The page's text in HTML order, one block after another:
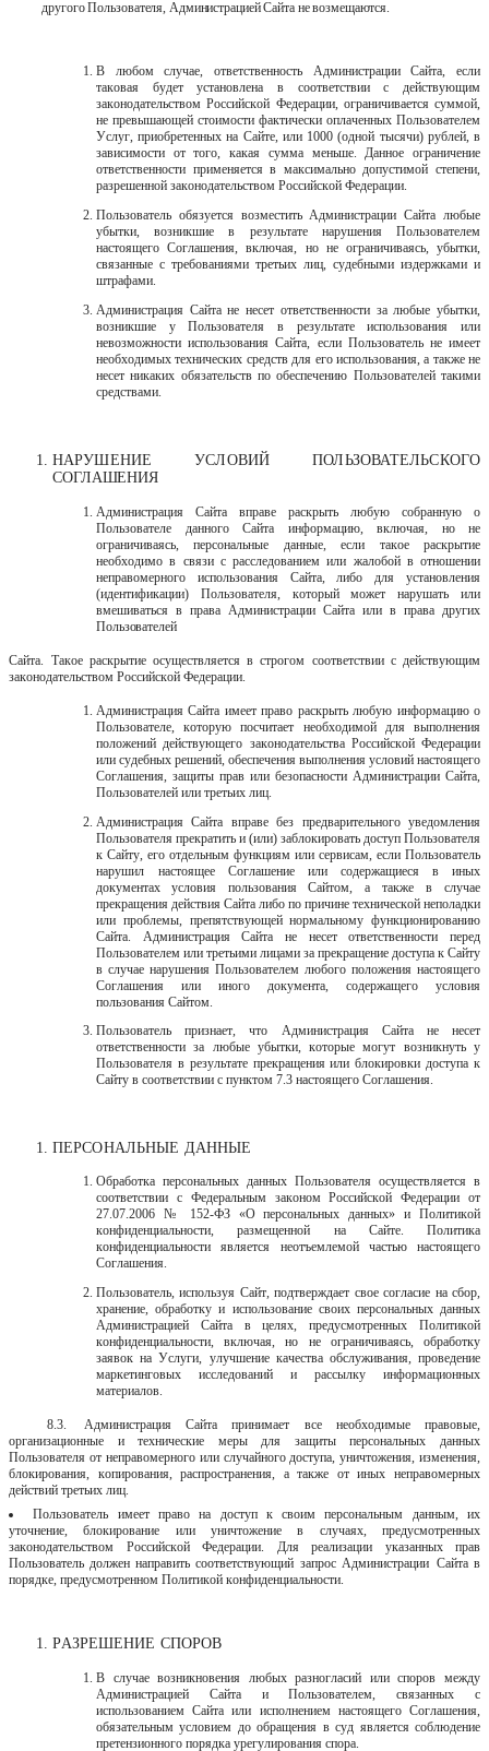
другого Пользователя, Администрацией Сайта не возмещаются.
В любом случае, ответственность Администрации Сайта,
если
таковая
будет установлена в соответствии с действующим
законодательством Российской Федерации, ограничивается суммой,
не превышающей стоимости фактически оплаченных Пользователем
Услуг, приобретенных на Сайте, или 1000 (одной тысячи) рублей, в
зависимости от того, какая сумма меньше. Данное ограничение
ответственности применяется в максимально допустимой степени,
разрешенной законодательством Российской Федерации.
Пользователь обязуется возместить Администрации Сайта любые
убытки, возникшие в результате нарушения Пользователем
настоящего Соглашения, включая, но не ограничиваясь, убытки,
связанные с требованиями третьих лиц, судебными издержками и
штрафами.
Администрация Сайта не несет ответственности за любые убытки,
возникшие у Пользователя в результате использования или
невозможности использования Сайта, если Пользователь не имеет
необходимых технических средств для его использования, а также не
несет никаких обязательств по обеспечению Пользователей такими
средствами.
НАРУШЕНИЕ УСЛОВИЙ
ПОЛЬЗОВАТЕЛЬСКОГО
СОГЛАШЕНИЯ
Администрация Сайта вправе раскрыть любую собранную о
Пользователе данного Сайта информацию, включая, но не
ограничиваясь, персональные данные, если такое раскрытие
необходимо в связи с расследованием или жалобой в отношении
неправомерного использования Сайта, либо для установления
(идентификации) Пользователя, который может нарушать или
вмешиваться в права Администрации Сайта или в права других
Пользователей
Сайта. Такое раскрытие осуществляется в строгом соответствии с действующим
законодательством Российской Федерации.
Администрация Сайта имеет право раскрыть любую информацию о
Пользователе, которую посчитает необходимой для выполнения
положений действующего законодательства Российской Федерации
или судебных решений, обеспечения выполнения условий настоящего
Соглашения, защиты прав или безопасности Администрации Сайта,
Пользователей или третьих лиц.
Администрация Сайта вправе без предварительного уведомления
Пользователя прекратить и (или) заблокировать доступ Пользователя
к Сайту, его отдельным функциям или сервисам, если Пользователь
нарушил настоящее Соглашение
или содержащиеся в
иных
документах
условия пользования
Сайтом, а также в случае
прекращения действия Сайта либо по причине технической неполадки
или проблемы, препятствующей нормальному функционированию
Сайта. Администрация Сайта не несет ответственности перед
Пользователем или третьими лицами за прекращение доступа к Сайту
в случае нарушения Пользователем любого положения настоящего
Соглашения или иного документа, содержащего условия
пользования Сайтом.
Пользователь
признает, что Администрация Сайта не
несет
ответственности за любые убытки, которые могут возникнуть у
Пользователя в результате прекращения или блокировки доступа к
Сайту в соответствии с пунктом 7.3 настоящего Соглашения.
ПЕРСОНАЛЬНЫЕ ДАННЫЕ
Обработка персональных данных Пользователя осуществляется в
соответствии с Федеральным законом Российской Федерации от
27.07.2006 № 152-ФЗ «О персональных данных» и Политикой
конфиденциальности, размещенной на Сайте. Политика
конфиденциальности является неотъемлемой частью настоящего
Соглашения.
Пользователь, используя Сайт, подтверждает свое согласие на сбор,
хранение, обработку и использование своих персональных данных
Администрацией Сайта в целях, предусмотренных Политикой
конфиденциальности, включая, но не ограничиваясь, обработку
заявок на Услуги, улучшение качества обслуживания, проведение
маркетинговых исследований и рассылку информационных
материалов.
8.3.
Администрация Сайта принимает все необходимые правовые,
организационные и технические меры для защиты персональных данных
Пользователя от неправомерного или случайного доступа, уничтожения, изменения,
блокирования, копирования, распространения, а также от иных неправомерных
действий третьих лиц.
Пользователь имеет право на доступ к своим персональным данным, их
уточнение, блокирование или уничтожение в случаях, предусмотренных
законодательством Российской Федерации. Для реализации указанных прав
Пользователь должен направить соответствующий запрос Администрации Сайта в
порядке, предусмотренном Политикой конфиденциальности.
РАЗРЕШЕНИЕ СПОРОВ
В случае возникновения любых разногласий или споров между
Администрацией Сайта и Пользователем, связанных с
использованием Сайта или исполнением настоящего Соглашения,
обязательным условием до обращения в суд является соблюдение
претензионного порядка урегулирования спора.